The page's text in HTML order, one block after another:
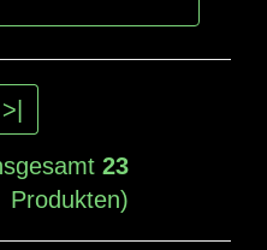
>|
23
Produkten)